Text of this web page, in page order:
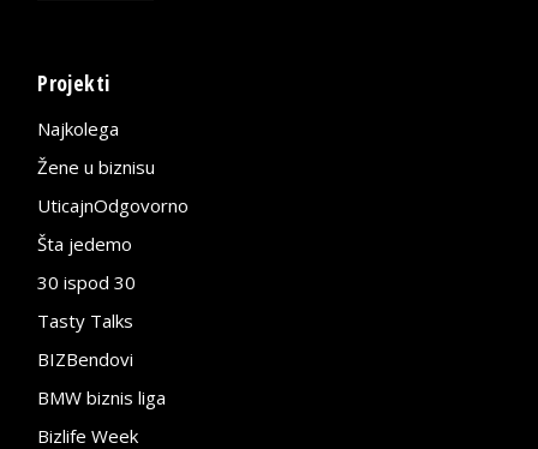
Projekti
Najkolega
Žene u biznisu
UticajnOdgovorno
Šta jedemo
30 ispod 30
Tasty Talks
BIZBendovi
BMW biznis liga
Bizlife Week